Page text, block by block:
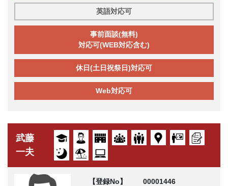
英語対応可
事前面談(無料)
対応可(WEB対応含む)
休日(土日祝祭日)対応可
Web対応可
武藤
一夫
【登録No】
00001446